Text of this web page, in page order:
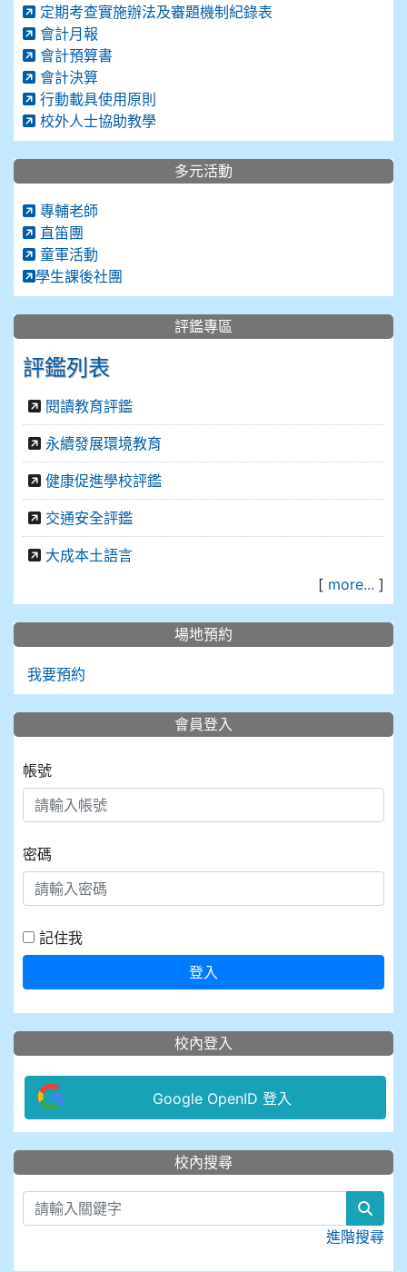
定期考查實施辦法及審題機制紀錄表
會計月報
會計預算書
會計決算
行動載具使用原則
校外人士協助教學
多元活動
專輔老師
直笛團
童軍活動
學生課後社團
評鑑專區
評鑑列表
閱讀教育評鑑
永續發展環境教育
健康促進學校評鑑
交通安全評鑑
大成本土語言
[ more... ]
場地預約
我要預約
會員登入
帳號
密碼
記住我
登入
校內登入
Google OpenID 登入
::: 校內搜尋
進階搜尋